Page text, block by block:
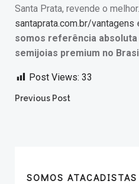
Santa Prata, revende o melhor.
santaprata.com.br/vantagens
somos referência absoluta
semijoias premium no
Post Views: 33
Post
Previous Post
SOMOS ATACADISTAS